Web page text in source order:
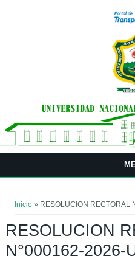
Inicio » RESOLUCION RECTORAL
RESOLUCION
N°000162-2026-